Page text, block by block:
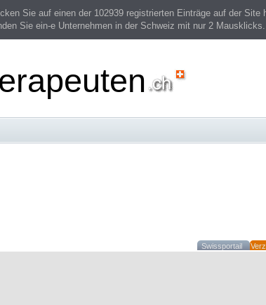
Sie auf einen der 102939 registrierten Einträge auf der Site
Sie ein-e Unternehmen in der Schweiz mit nur 2 Mausklicks.
Swissportail